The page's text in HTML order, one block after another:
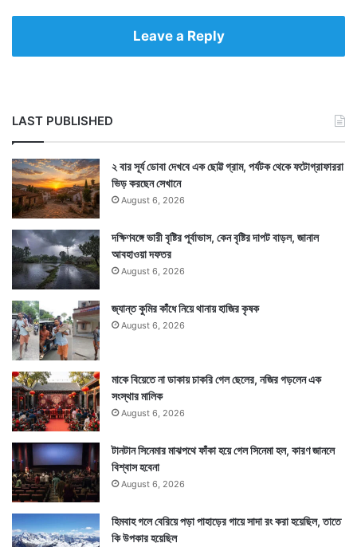
শুধু হৃদরোগ বা ক্যানসার বলেই নয়, বসে থাকা থেকে বাড়তে পারে
কোমরের চর্বি, বাড়তে পারে ব্লাড সুগার, বাড়তে পারে পেটের
কোলেস্টেরল স্তর। এককথায় শুধু বসে থাকার সুখ ডেকে আনতে
পারে একগুচ্ছ অসুখ। — সংবাদ সংস্থার সাহায্য নিয়ে লেখা
Leave a Reply
LAST PUBLISHED
২ বার সূর্য ডোবা দেখবে এক ছোট্ট গ্রাম, পর্যটক থেকে ফটোগ্রাফাররা
ভিড় করছেন সেখানে
August 6, 2026
দক্ষিণবঙ্গে ভারী বৃষ্টির পূর্বাভাস, কেন বৃষ্টির দাপট বাড়ল, জানাল
আবহাওয়া দফতর
August 6, 2026
জ্যান্ত কুমির কাঁধে নিয়ে থানায় হাজির কৃষক
August 6, 2026
মাকে বিয়েতে না ডাকায় চাকরি গেল ছেলের, নজির গড়লেন এক
সংস্থার মালিক
August 6, 2026
টানটান সিনেমার মাঝপথে ফাঁকা হয়ে গেল সিনেমা হল, কারণ জানলে
বিশ্বাস হবেনা
August 6, 2026
হিমবাহ গলে বেরিয়ে পড়া পাহাড়ের গায়ে সাদা রং করা হয়েছিল, তাতে
কি উপকার হয়েছিল